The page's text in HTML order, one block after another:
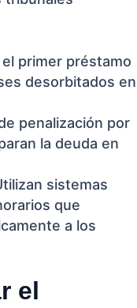
primer préstamo
desorbitados en
penalización por
la deuda en
sistemas
que
a los
el